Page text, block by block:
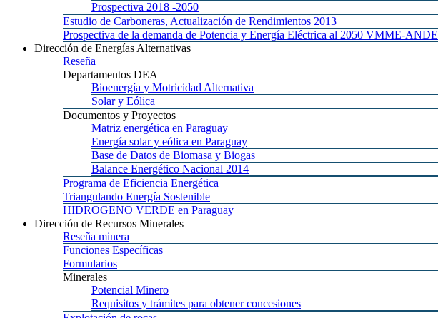
Prospectiva 2018 -2050
Estudio de Carboneras, Actualización de Rendimientos 2013
Prospectiva de la demanda de Potencia y Energía Eléctrica al 2050 VMME-ANDE
Dirección de Energías Alternativas
Reseña
Departamentos DEA
Bioenergía y Motricidad Alternativa
Solary Eólica
Documentos y Proyectos
Matriz energética en Paraguay
Energía solar y eólica en Paraguay
Base de Datos de Biomasa y Biogas
Balance Energético Nacional 2014
Programa de Eficiencia Energética
Triangulando Energía Sostenible
HIDROGENO VERDE en Paraguay
Dirección de Recursos Minerales
Reseña minera
Funciones Específicas
Formularios
Minerales
Potencial Minero
Requisitos y trámites para obtener concesiones